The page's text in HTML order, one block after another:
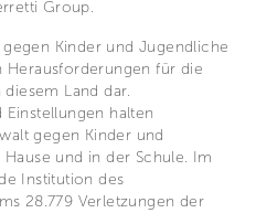
Group.
Kinder und Jugendliche
für die
Land dar.
halten
gegen Kinder und
und in der Schule. Im
Institution des
28.779 Verletzungen der